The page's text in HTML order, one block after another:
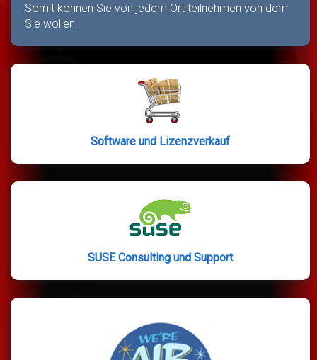
Somit können Sie von jedem Ort teilnehmen von dem
Sie wollen.
Software und Lizenzverkauf
SUSE Consulting und Support